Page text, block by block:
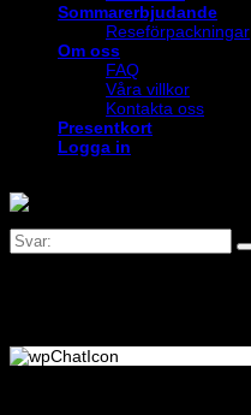
Sommarerbjudande
Reseförpackningar
Om oss
FAQ
Våra villkor
Kontakta oss
Presentkort
Logga in